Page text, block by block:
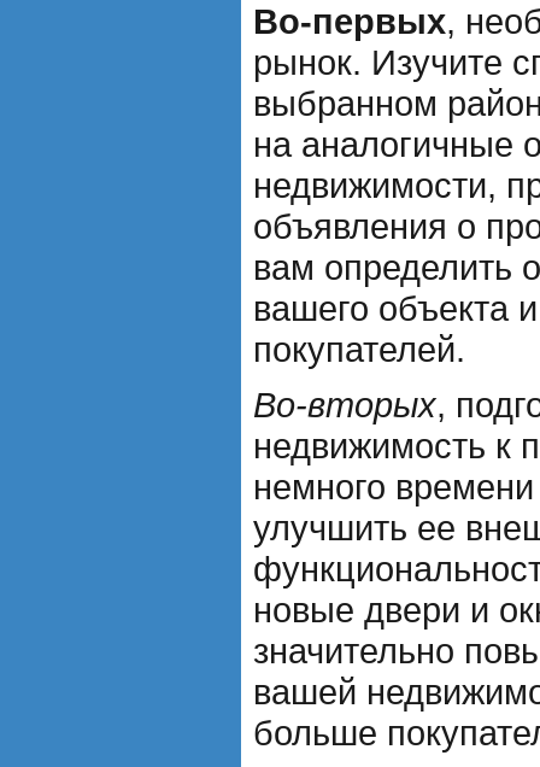
Во-первых,
рынок. Изучите
выбранном
на аналогичные
недвижимости,
объявления о
вам определить
вашего объекта
покупателей.
Во-вторых,
недвижимость к
немного
улучшить ее
новые двери и
значительно
вашей
больше